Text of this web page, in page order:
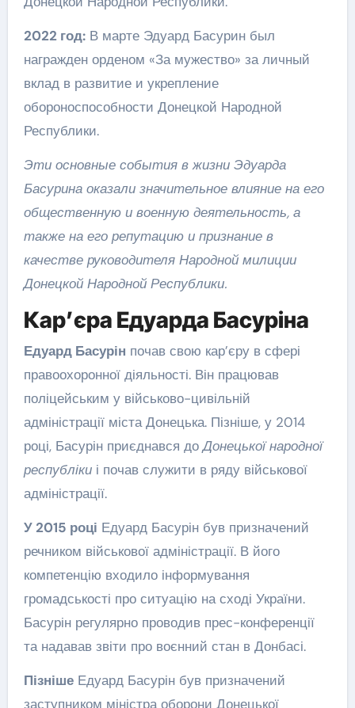
2022 год:В марте Эдуард Басурин был
награжден орденом «За мужество» за личный
вклад в развитие и укрепление
обороноспособности Донецкой Народной
Республики.
Эти основные события в жизни Эдуарда
Басурина оказали значительное влияние на его
общественную и военную деятельность, а
также на его репутацию и признание в
качестве руководителя Народной милиции
Донецкой Народной Республики.
Кар’єра Едуарда Басуріна
Едуард Басурін почав свою кар’єру в сфері
правоохоронної діяльності. Він працював
поліцейським у військово-цивільній
адміністрації міста Донецька. Пізніше, у 2014
році, Басурін приєднався доДонецької народної
республікиі почав служити в ряду військової
адміністрації.
У 2015 році Едуард Басурін був призначений
речником військової адміністрації. В його
компетенцію входило інформування
громадськості про ситуацію на сході України.
Басурін регулярно проводив прес-конференції
та надавав звіти про воєнний стан в Донбасі.
ПізнішеЕдуард Басурін був призначений
заступником міністра оборони Донецької